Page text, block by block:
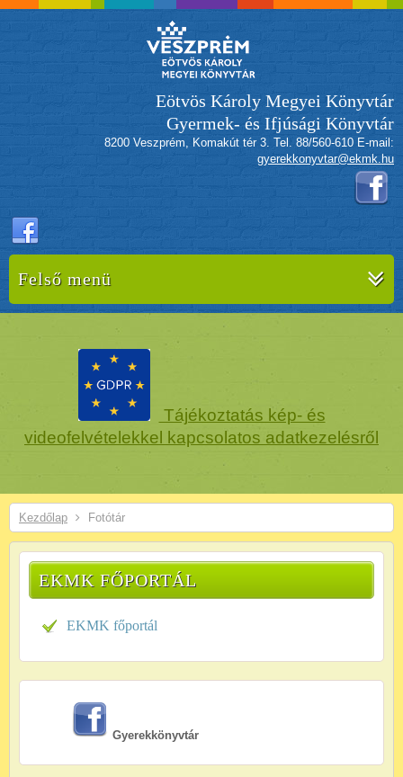
Eötvös Károly Megyei Könyvtár
Gyermek- és Ifjúsági Könyvtár
8200 Veszprém, Komakút tér 3. Tel. 88/560-610 E-mail:
gyerekkonyvtar@ekmk.hu
Felső menü
Tájékoztatás kép- és
videofelvételekkel kapcsolatos adatkezelésről
Kezdőlap Fotótár
EKMK FŐPORTÁL
EKMK főportál
Gyerekkönyvtár